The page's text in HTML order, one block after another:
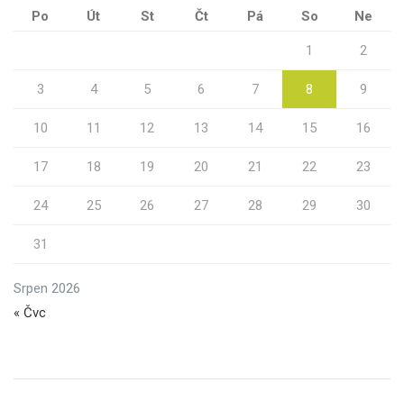
Srpen 2026
Po Út St Čt Pá So Ne
1 2
3 4 5 6 7 8 9
10 11 12 13 14 15 16
17 18 19 20 21 22 23
24 25 26 27 28 29 30
31
« Čvc